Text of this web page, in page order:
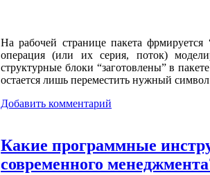
На рабочей странице пакета
операция (или их серия, поток)
структурные блоки “заготовлены” в
остается лишь переместить нужный
Добавить комментарий
Какие программные
современного